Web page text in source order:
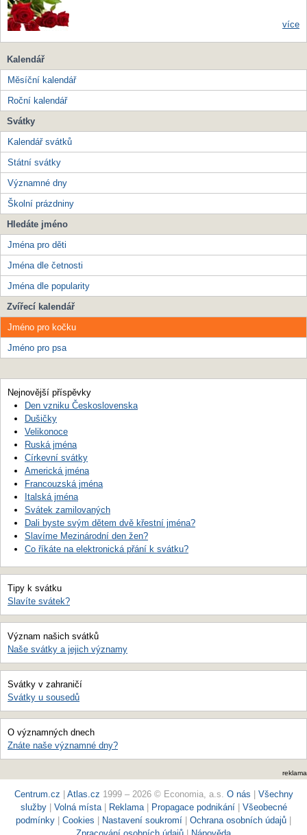
více
Kalendář
Měsíční kalendář
Roční kalendář
Svátky
Kalendář svátků
Státní svátky
Významné dny
Školní prázdniny
Hledáte jméno
Jména pro děti
Jména dle četnosti
Jména dle popularity
Zvířecí kalendář
Jméno pro kočku
Jméno pro psa
Nejnovější příspěvky
Den vzniku Československa
Dušičky
Velikonoce
Ruská jména
Církevní svátky
Americká jména
Francouzská jména
Italská jména
Svátek zamilovaných
Dali byste svým dětem dvě křestní jména?
Slavíme Mezinárodní den žen?
Co říkáte na elektronická přání k svátku?
Tipy k svátku
Slavíte svátek?
Význam našich svátků
Naše svátky a jejich významy
Svátky v zahraničí
Svátky u sousedů
O významných dnech
Znáte naše významné dny?
reklama
Centrum.cz Atlas.cz 1999 – 2026 © Economia, a.s. O nás
Všechny
služby
Volná místa| Reklama Propagace podnikání| Všeobecné
podmínky
Cookies Nastavení soukromí Ochrana osobních údajů